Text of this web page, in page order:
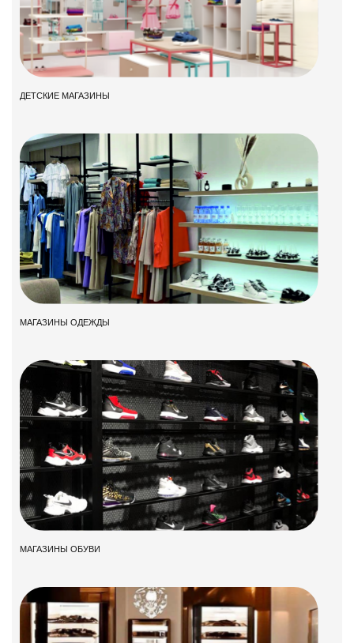
ДЕТСКИЕ МАГАЗИНЫ
МАГАЗИНЫ ОДЕЖДЫ
МАГАЗИНЫ ОБУВИ